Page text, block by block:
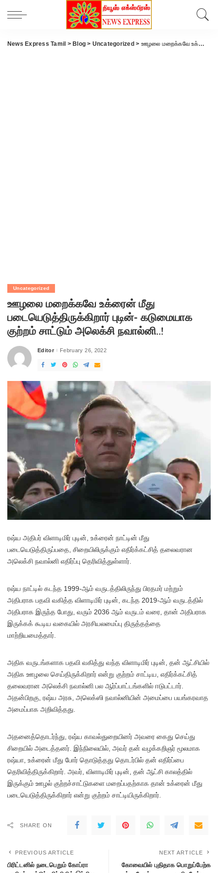
News Express Tamil > Blog > Uncategorized > ஊழலை மறைக்கவே உக்ரைன் மீது படையெடுத்திருக்கிறார் புடின்- கடுமையாக குற்றம் சாட்டும் அலெக்சி நவால்னி..!
Uncategorized
ஊழலை மறைக்கவே உக்ரைன் மீது
படையெடுத்திருக்கிறார் புடின்- கடுமையாக
குற்றம் சாட்டும் அலெக்சி நவால்னி..!
Posted
Editor February 26, 2022
ரஷ்ய அதிபர் விளாடிமிர் புடின், உக்ரைன் நாட்டின் மீது
படையெடுத்திருப்பதை, சிறையிலிருக்கும் எதிர்க்கட்சித் தலைவரான
அலெக்சி நவால்னி எதிர்ப்பு தெரிவித்துள்ளார்.
ரஷ்ய நாட்டில் கடந்த 1999-ஆம் வருடத்திலிருந்து பிரதமர் மற்றும்
அதிபராக பதவி வகித்த விளாடிமிர் புடின், கடந்த 2019-ஆம் வருடத்தில்
அதிபராக இருந்த போது, வரும் 2036 ஆம் வருடம் வரை, தான் அதிபராக
இருக்கக் கூடிய வகையில் அரசியலமைப்பு திருத்தத்தை
மாற்றியமைத்தார்.
அதிக வருடங்களாக பதவி வகித்து வந்த விளாடிமிர் புடின், தன் ஆட்சியில்
அதிக ஊழலை செய்திருக்கிறார் என்று குற்றம் சாட்டிய, எதிர்க்கட்சித்
தலைவரான அலெக்சி நவால்னி பல ஆர்ப்பாட்டங்களில் ஈடுபட்டார்.
அதன்பிறகு, ரஷ்ய அரசு, அலெக்ஸி நவால்னியின் அமைப்பை பயங்கரவாத
அமைப்பாக அறிவித்தது.
அதனைத்தொடர்ந்து, ரஷ்ய காவல்துறையினர் அவரை கைது செய்து
சிறையில் அடைத்தனர். இந்நிலையில், அவர் தன் வழக்கறிஞர் மூலமாக
ரஷ்யா, உக்ரைன் மீது போர் தொடுத்தது தொடர்பில் தன் எதிர்ப்பை
தெரிவித்திருக்கிறார். அவர், விளாடிமிர் புடின், தன் ஆட்சி காலத்தில்
இருக்கும் ஊழல் குற்றச்சாட்டுகளை மறைப்பதற்காக தான் உக்ரைன் மீது
படையெடுத்திருக்கிறார் என்று குற்றம் சாட்டியிருக்கிறார்.
SHARE ON
PREVIOUS ARTICLE
பிரிட்டனில் நடைபெறும் கோப்ரா
NEXT ARTICLE
கோவையில் புதிதாக பொறுப்பேற்க